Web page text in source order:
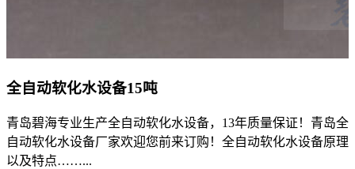
全自动软化水设备15吨
青岛碧海专业生产全自动软化水设备，13年质量保证！青岛全
自动软化水设备厂家欢迎您前来订购！全自动软化水设备原理
以及特点……...